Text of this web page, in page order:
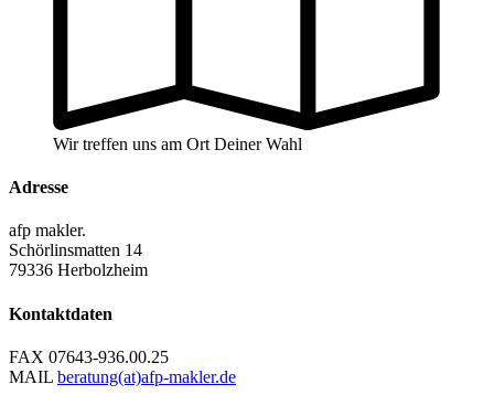
Wir treffen uns am Ort Deiner Wahl
Adresse
afp makler.
Schörlinsmatten 14
79336 Herbolzheim
Kontaktdaten
FAX 07643-936.00.25
MAIL beratung(at)afp-makler.de